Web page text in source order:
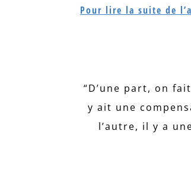
Pour lire la suite de
“D’une part, on
y ait une
l’autre, il y a